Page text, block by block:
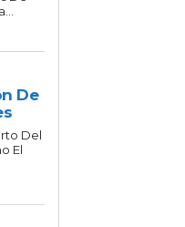
De
Del
El